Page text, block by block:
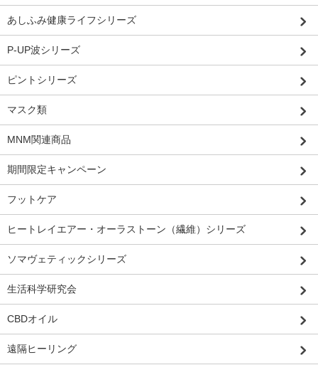
あしふみ健康ライフシリーズ
P-UP波シリーズ
ピントシリーズ
マスク類
MNM関連商品
期間限定キャンペーン
フットケア
ヒートレイエアー・オーラストーン（繊維）シリーズ
ソマヴェティックシリーズ
生活科学研究会
CBDオイル
遠隔ヒーリング